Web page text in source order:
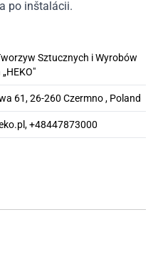
po inštalácii.
Sztucznych i Wyrobów
61, 26-260 Czermno , Poland
+48447873000